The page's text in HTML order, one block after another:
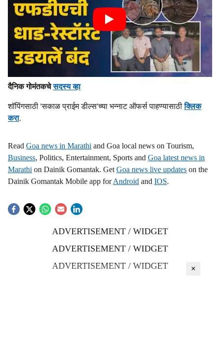
दैनिक गोमंतकचेसदस्य व्हा
शॉपिंगसाठी 'सकाळ प्राईम डील्स'च्या भन्नाट ऑफर्स पाहण्यासाठीक्लिक
करा.
Read Goa news in Marathi and Goa local news on Tourism,
Business, Politics, Entertainment, Sports and Goa latest news in
Marathi on Dainik Gomantak. Get Goa news live updates on the
Dainik Gomantak Mobile app forAndroid and IOS.
ADVERTISEMENT / WIDGET
ADVERTISEMENT / WIDGET
ADVERTISEMENT / WIDGET
×